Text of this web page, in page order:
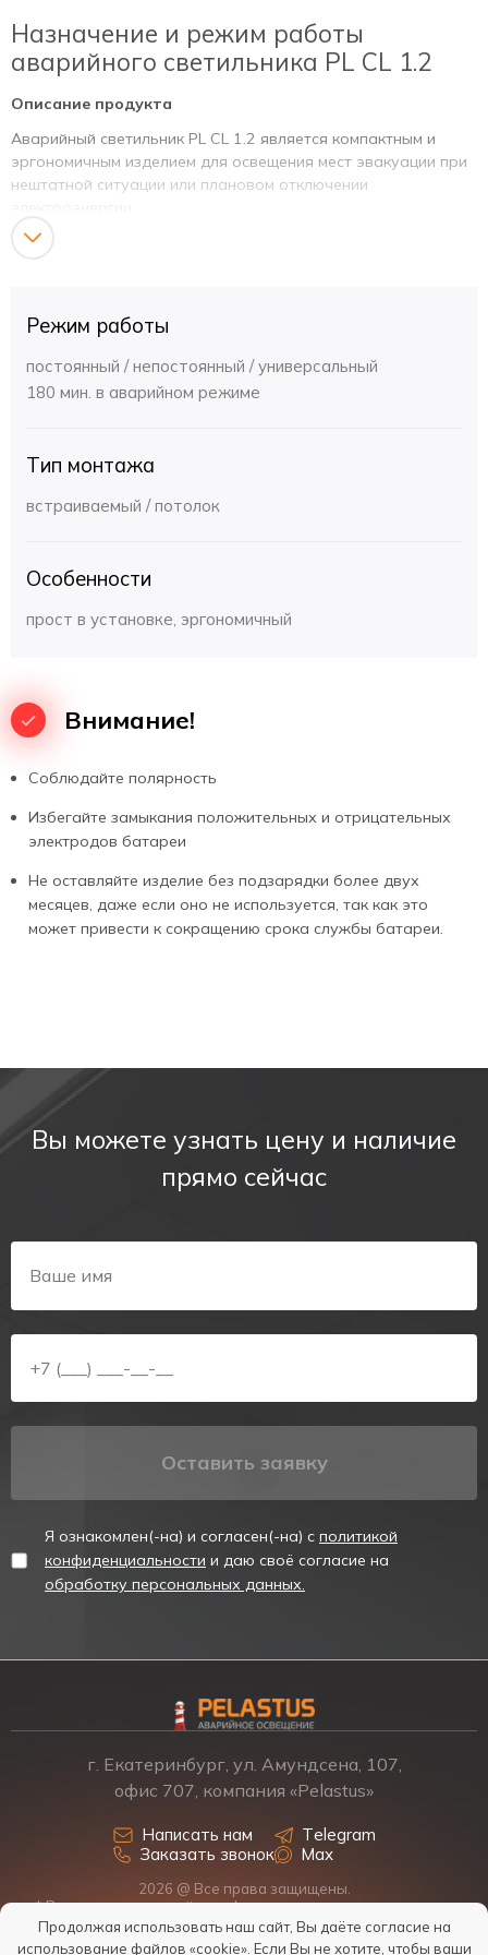
Назначение и режим работы
аварийного светильника PL CL 1.2
Описание продукта
Аварийный светильник PL CL 1.2 является компактным и
эргономичным изделием для освещения мест эвакуации при
нештатной ситуации или плановом отключении
Режим работы
Установка и указания по
эксплуатации
Маркировка подключения и описание индикаторов.
подключения/отключения постоянного режима.
Зеленый светодиод - светильник подключен к сети 220 В,
заряд аккумлятора.
"Аварийный потолочный светильник PL СL 1.2", технических
менеджерам Компании Pelastus. Узнать подробности и
22 52
, либо через обратную связь на сайте. Наши
менеджеры уточнят наличие, цену, сроки поставки и
Режим работы
постоянный / непостоянный / универсальный
180 мин. в аварийном режиме
Тип монтажа
встраиваемый / потолок
Особенности
прост в установке, эргономичный
Внимание!
Соблюдайте полярность
Избегайте замыкания положительных и отрицательных
электродов батареи
Не оставляйте изделие без подзарядки более двух
месяцев, даже если оно не используется, так как это
может привести к сокращению срока службы батареи.
Вы можете узнать цену и наличие
прямо сейчас
Оставить заявку
Я ознакомлен(-на) и согласен(-на) с политикой
конфиденциальности и даю своё согласие на
обработку персональных данных.
г. Екатеринбург, ул. Амундсена, 107,
офис 707, компания «Pelastus»
Написать нам
Заказать звонок
Telegram
Max
2026 @ Все права защищены.
* Размещенная на сайте информация о товарах и ценах не
является офертой, наличие, стоимость, условия поставки
обсуждаются индивидуально у менеджеров.
Продолжая использовать наш сайт, Вы даёте согласие на
использование файлов «cookie». Если Вы не хотите, чтобы ваши